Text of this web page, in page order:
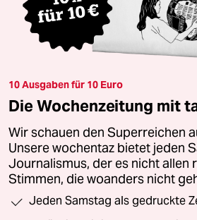
10 Ausgaben für 10 Euro
Die Wochenzeitung mit
Wir schauen den Superreichen
Unsere wochentaz bietet jeden
Journalismus, der es nicht allen
Stimmen, die woanders nicht
Jeden Samstag als gedruckte